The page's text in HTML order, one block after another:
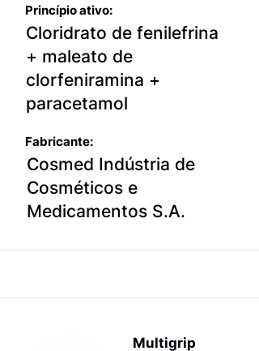
Princípio ativo:
Cloridrato de fenilefrina
+ maleato de
clorfeniramina +
paracetamol
Fabricante:
Cosmed Indústria de
Cosméticos e
Medicamentos S.A.
Multigrip